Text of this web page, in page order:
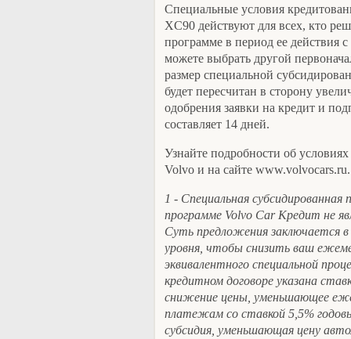
Специальные условия
XC90 действуют для всех, кто
программе в период ее действия
можете выбрать другой
размер специальной
будет пересчитан в сторону
одобрения заявки на кредит и
составляет 14 дней.
Узнайте подробности об
Volvo и на сайте www.volvocars.ru.
1 - Специальная
программе Volvo Car Кредит не
Суть предложения заключается
уровня, чтобы снизить ваш
эквивалентного специальной
кредитном договоре указана
снижение цены, уменьшающее
платежам со ставкой 5,5%
субсидия, уменьшающая цену